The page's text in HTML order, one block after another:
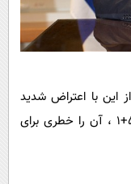
این با اعتراض شدید
نسبت به توافق هسته ای ایران و مجموعه 5+1 ، آن را خطری برای